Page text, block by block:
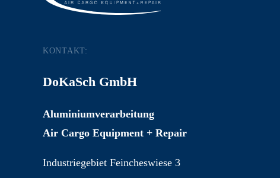
KONTAKT:
DoKaSch GmbH
Aluminiumverarbeitung
Air Cargo Equipment + Repair
Industriegebiet Feincheswiese 3